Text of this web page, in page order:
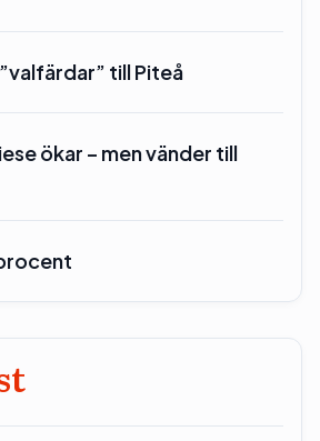
till Piteå
ökar – men vänder till